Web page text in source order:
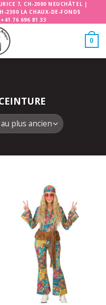
7, CH-2000 NEUCHÂTEL |
2300 LA CHAUX-DE-FONDS
+41 76 696 81 33
0